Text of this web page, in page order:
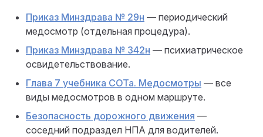
Приказ Минздрава № 29н — периодический
медосмотр (отдельная процедура).
Приказ Минздрава № 342н — психиатрическое
освидетельствование.
Глава 7 учебника СОТа. Медосмотры — все
виды медосмотров в одном маршруте.
Безопасность дорожного движения —
соседний подраздел НПА для водителей.